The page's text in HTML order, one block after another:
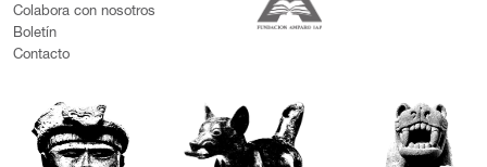
Colabora con nosotros
Boletín
Contacto